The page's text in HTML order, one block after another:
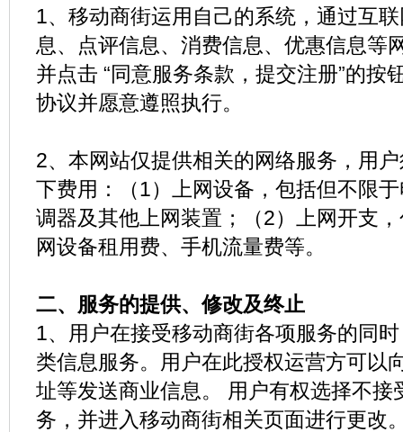
1、移动商街运用自己的系统，通过互
息、点评信息、消费信息、优惠信息等
并点击 “同意服务条款，提交注册”的按
协议并愿意遵照执行。
2、本网站仅提供相关的网络服务，用
下费用：（1）上网设备，包括但不限
调器及其他上网装置；（2）上网开支
网设备租用费、手机流量费等。
二、服务的提供、修改及终止
1、用户在接受移动商街各项服务的同
类信息服务。用户在此授权运营方可以
址等发送商业信息。 用户有权选择不
务，并进入移动商街相关页面进行更改